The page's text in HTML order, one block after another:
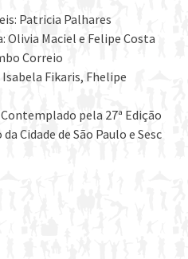
Patricia Palhares
Maciel e Felipe Costa
Correio
Fikaris, Fhelipe
pela 27ª Edição
Cidade de São Paulo e Sesc